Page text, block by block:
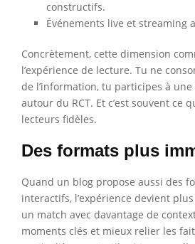
constructifs.
Événements live et streaming
Concrètement, cette dimension
l’expérience de lecture. Tu ne
de l’information, tu participes à
autour du RCT. Et c’est souvent ce
lecteurs fidèles.
Des formats plus
Quand un blog propose aussi des
interactifs, l’expérience devient
un match avec davantage de
moments clés et mieux relier les